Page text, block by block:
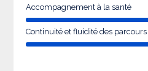
Accompagnement à la santé
Continuité et fluidité des parcours